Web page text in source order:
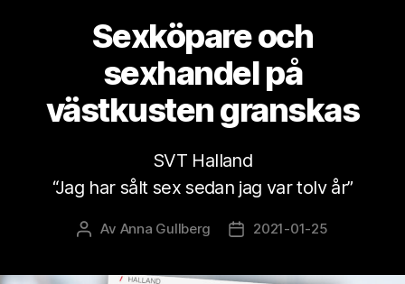
Sexköpare och
sexhandel på
västkusten granskas
SVT Halland
“Jag har sålt sex sedan jag var tolv år”
Inläggsförfattare
Av Anna Gullberg Inläggsdatum
2021-01-25